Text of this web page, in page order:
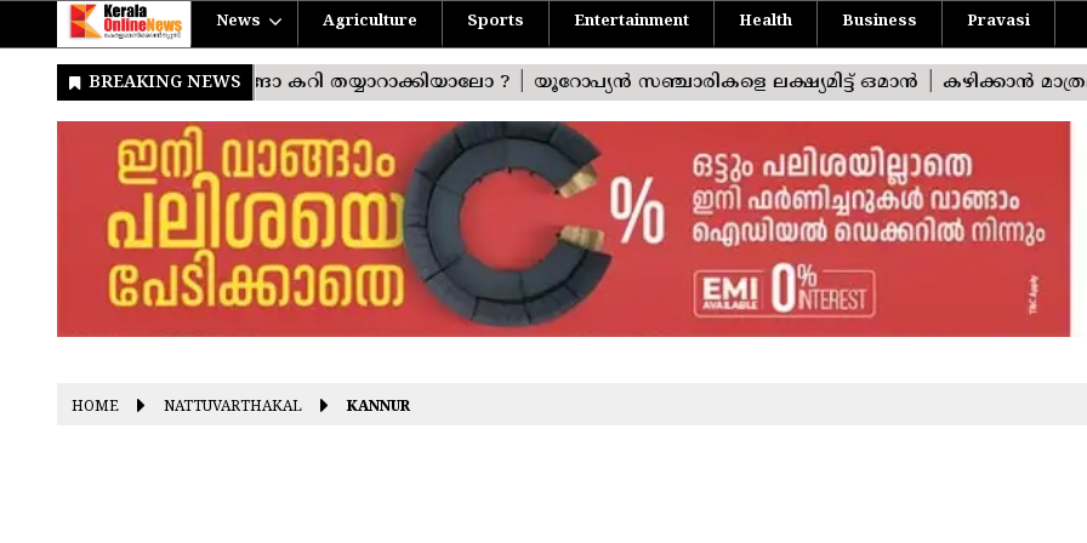
News Agriculture Sports Entertainment Health Business Pravasi
HOME NATTUVARTHAKAL KANNUR